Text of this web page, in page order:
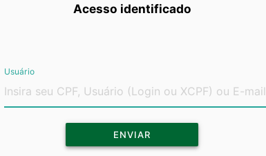
Acesso identificado
Usuário
ENVIAR